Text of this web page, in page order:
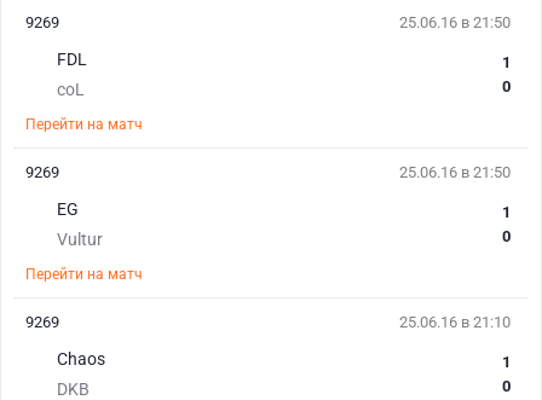
25.06.16 в 21:50
FDL
coL
1
0
Перейти на матч
9269
25.06.16 в 21:50
EG
Vultur
1
0
Перейти на матч
9269
25.06.16 в 21:10
Chaos
DKB
1
0
9269